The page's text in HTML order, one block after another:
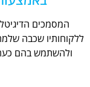
ללקוחותיו שכבה
ולהשתמש בהם